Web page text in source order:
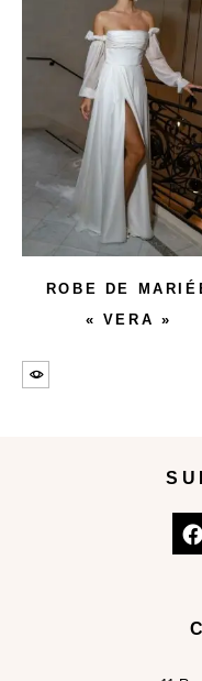
ROBE DE
« VERA »